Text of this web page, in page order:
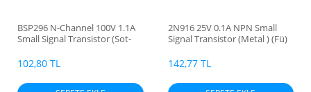
BSP296 N-Channel 100V 1.1A
Small Signal Transistor (Sot-
102,80 TL
2N916 25V 0.1A NPN Small
Signal Transistor (Metal ) (Fü)
(Orjinal)
142,77 TL